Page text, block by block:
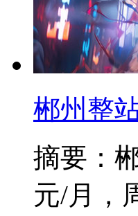
郴州整
摘要：
元/月，